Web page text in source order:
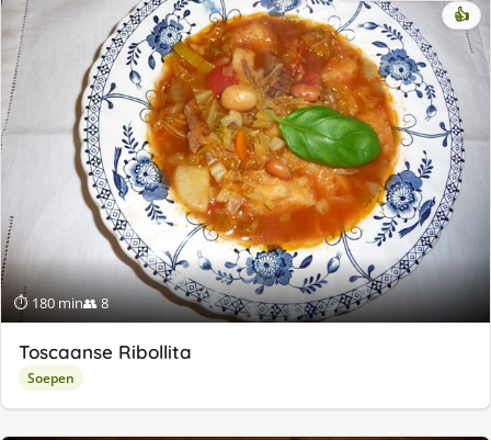
⏱ 180 min👥 8
👍
Toscaanse Ribollita
Soepen